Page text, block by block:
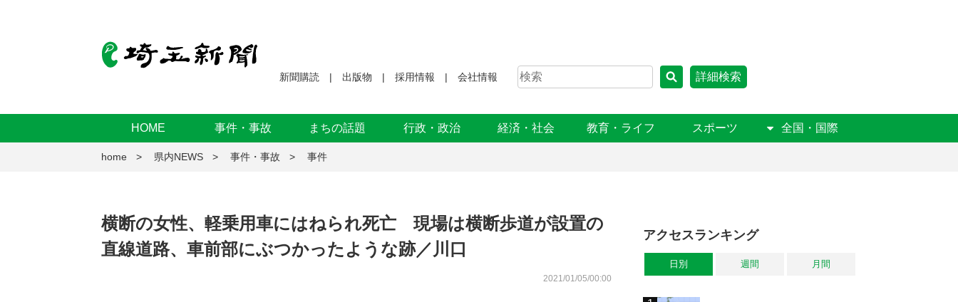
新聞購読 出版物 採用情報 会社情報 詳細検索
HOME 事件・事故 まちの話題 行政・政治 経済・社会 教育・ライフ スポーツ 全国・国際
home 県内NEWS 事件・事故 事件
横断の女性、軽乗用車にはねられ死亡 現場は横断歩道が設置の
直線道路、車前部にぶつかったような跡／川口
2021/01/05/00:00
アクセスランキング
日別 週間 月間